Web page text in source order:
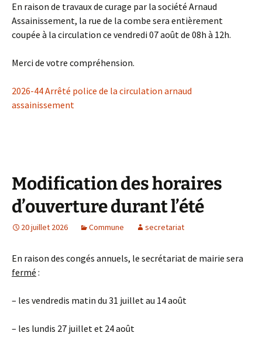
En raison de travaux de curage par la société Arnaud
Assainissement, la rue de la combe sera entièrement
coupée à la circulation ce vendredi 07 août de 08h à 12h.
Merci de votre compréhension.
2026-44 Arrêté police de la circulation arnaud
assainissement
Modification des horaires
d’ouverture durant l’été
20 juillet 2026 Commune secretariat
En raison des congés annuels, le secrétariat de mairie sera
fermé :
– les vendredis matin du 31 juillet au 14 août
– les lundis 27 juillet et 24 août